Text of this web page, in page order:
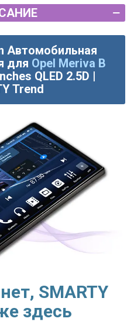
Автомобильная
для Opel Meriva B
QLED 2.5D |
Trend
SMARTY
здесь